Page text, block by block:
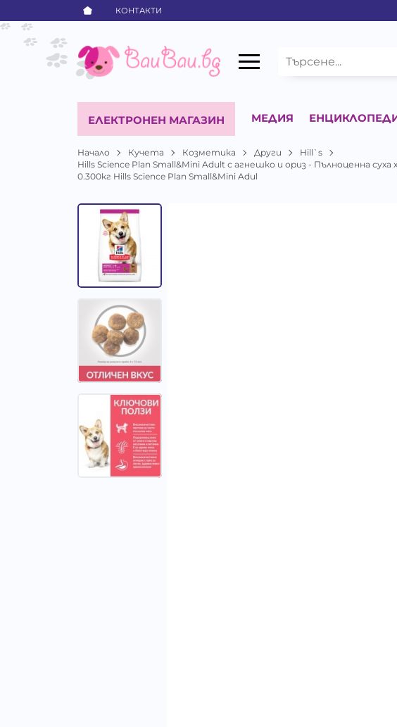
КОНТАКТИ
ЕЛЕКТРОНЕН МАГАЗИН МЕДИЯ
Начало Кучета Козметика Други
Hill`s
Hills Science Plan Small&Mini Adult с агнешко и ориз - Пълноценна
0.300кг Hills Science Plan Small&Mini Adul